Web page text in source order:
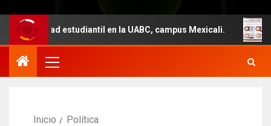
estudiantil en la UABC, campus Mexicali. Un total
Inicio Política